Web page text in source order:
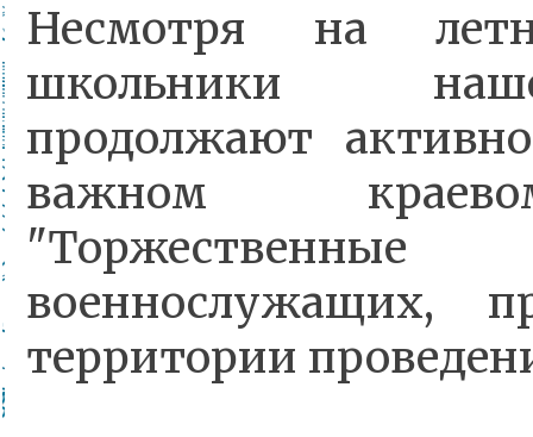
Несмотря на
школьники
продолжают
важном
военнослужащих,
территории